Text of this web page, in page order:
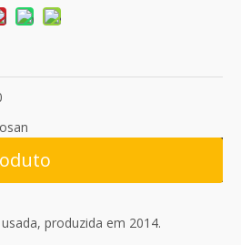
produzida em 2014.